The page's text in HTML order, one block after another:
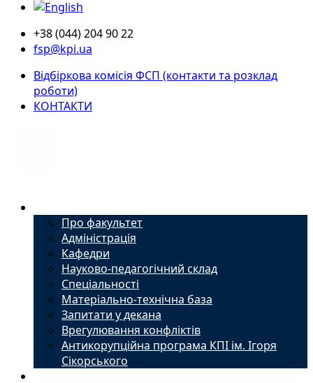
+38 (044) 204 90 22
fsp@kpi.ua
Відбіркова комісія ФСП (контакти та розклад
роботи)
КОНТАКТИ
Про факультет
Адміністрація
Кафедри
Науково-педагогічний склад
Спеціальності
Матеріально-технічна база
Запитати у декана
Врегулювання конфліктів
Антикорупційна програма КПІ ім. Ігоря
Сікорського